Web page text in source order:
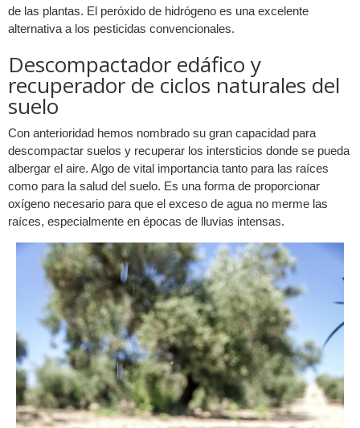
de las plantas. El peróxido de hidrógeno es una excelente
alternativa a los pesticidas convencionales.
Descompactador edáfico y
recuperador de ciclos naturales del
suelo
Con anterioridad hemos nombrado su gran capacidad para
descompactar suelos y recuperar los intersticios donde se pueda
albergar el aire. Algo de vital importancia tanto para las raíces
como para la salud del suelo. Es una forma de proporcionar
oxígeno necesario para que el exceso de agua no merme las
raíces, especialmente en épocas de lluvias intensas.